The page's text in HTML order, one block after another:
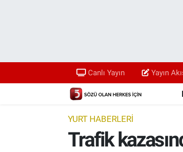
Canlı Yayın Yayın
YURT HABERLERİ
Trafik
Yayın Akışı
TV 5 Ekranı ve Arşiv